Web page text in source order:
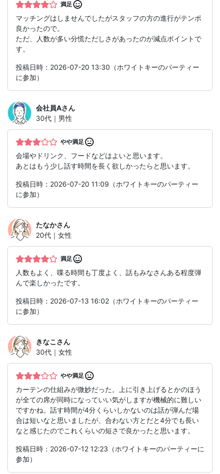
満足
マッチングはしませんでしたがスタッフの方の進行がテンポ
良かったので。
ただ、人数が多い分慌ただしさがあったのが減点ポイントで
す。
投稿日時：2026-07-20 13:30（ホワイトキーのパーティー
に参加）
会社員Aさん
30代｜男性
やや満足
会場やドリンク、フードなどはよいと思います。
あとはもう少し話す時間を長く欲しかったらと思います。
投稿日時：2026-07-20 11:09（ホワイトキーのパーティー
に参加）
たなかさん
20代｜女性
満足
人数もよく、喋る時間も丁度よく、話もみなさんある程度弾
んで楽しかったです。
投稿日時：2026-07-13 16:02（ホワイトキーのパーティー
に参加）
きなこ さん
30代｜女性
やや満足
カーテンの仕組みが微妙だった。上に引き上げるとかのほう
が全ての席が同時になっていい気がしますが機械的に難しい
ですかね。話す時間が4分くらいしかないのは話が弾んだ場
合は短いなと思いましたが、合わない方とだと4分でも長い
なと感じたのでこれくらいの短さで良かったと思います。
投稿日時：2026-07-12 12:23（ホワイトキーのパーティーに
参加）